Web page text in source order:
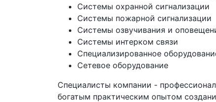
Системы охранной сигнализации
Системы пожарной сигнализации
Системы озвучивания и
Системы интерком связи
Специализированное
Сетевое оборудование
Специалисты компании -
богатым практическим опытом